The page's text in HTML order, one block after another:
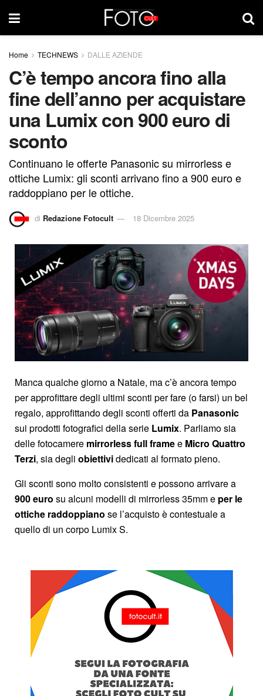
Home TECHNEWS DALLE AZIENDE
C’è tempo ancora fino alla
fine dell’anno per acquistare
una Lumix con 900 euro di
sconto
Continuano le offerte Panasonic su mirrorless e
ottiche Lumix: gli sconti arrivano fino a 900 euro e
raddoppiano per le ottiche.
di Redazione Fotocult 18 Dicembre 2025
Manca qualche giorno a Natale, ma c’è ancora tempo
per approfittare degli ultimi sconti per fare (o farsi) un bel
regalo, approfittando degli sconti offerti da Panasonic
sui prodotti fotografici della serie Lumix. Parliamo sia
delle fotocamere mirrorless full framee Micro Quattro
Terzi, sia degli obiettividedicati al formato pieno.
Gli sconti sono molto consistenti e possono arrivare a
900 euro su alcuni modelli di mirrorless 35mm e per le
ottiche raddoppiano se l’acquisto è contestuale a
quello di un corpo Lumix S.